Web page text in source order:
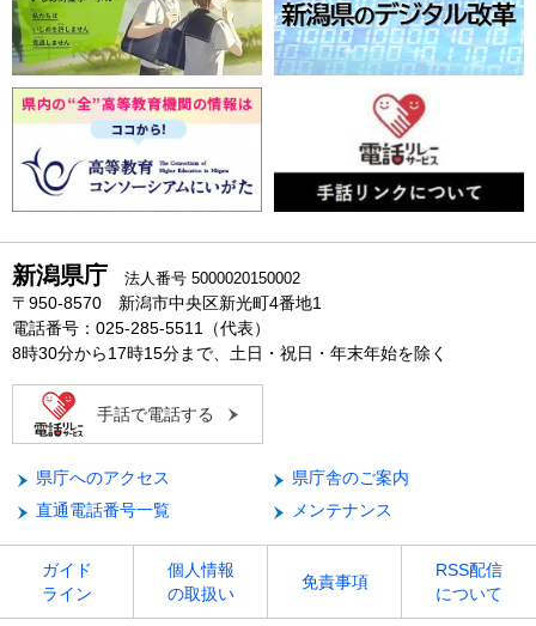
新潟県庁 法人番号 5000020150002
〒950-8570 新潟市中央区新光町4番地1
電話番号：025-285-5511（代表）
8時30分から17時15分まで、土日・祝日・年末年始を除く
手話で電話する
県庁へのアクセス
県庁舎のご案内
直通電話番号一覧
メンテナンス
ガイド
ライン
個人情報
の取扱い
免責事項
RSS配信
について